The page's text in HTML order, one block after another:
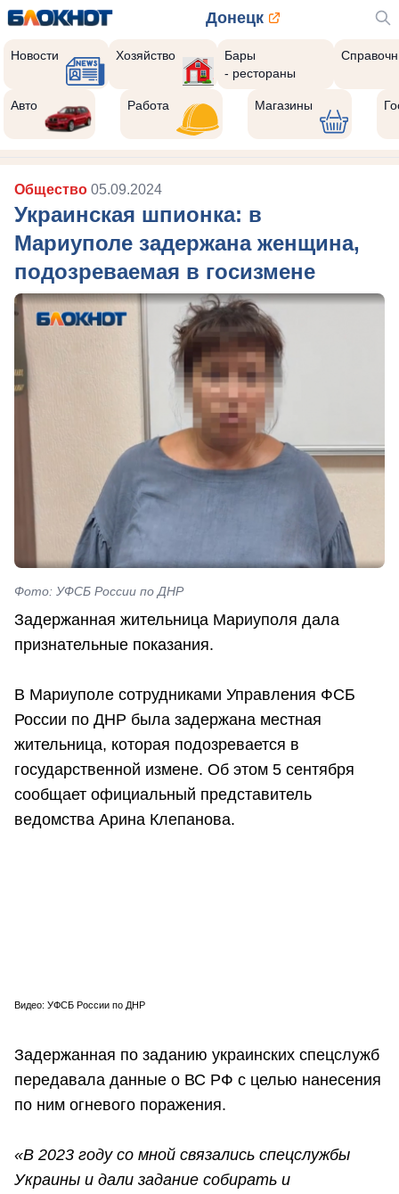
Донецк
Новости Хозяйство
Бары
- рестораны
Авто Работа Магазины
Общество 05.09.2024
Украинская шпионка: в
Мариуполе задержана женщина,
подозреваемая в госизмене
Фото: УФСБ России по ДНР
Задержанная жительница Мариуполя дала
признательные показания.
В Мариуполе сотрудниками Управления ФСБ
России по ДНР была задержана местная
жительница, которая подозревается в
государственной измене. Об этом 5 сентября
сообщает официальный представитель
ведомства Арина Клепанова.
Видео: УФСБ России по ДНР
Задержанная по заданию украинских спецслужб
передавала данные о ВС РФ с целью нанесения
по ним огневого поражения.
«В 2023 году со мной связались спецслужбы
Украины и дали задание собирать и